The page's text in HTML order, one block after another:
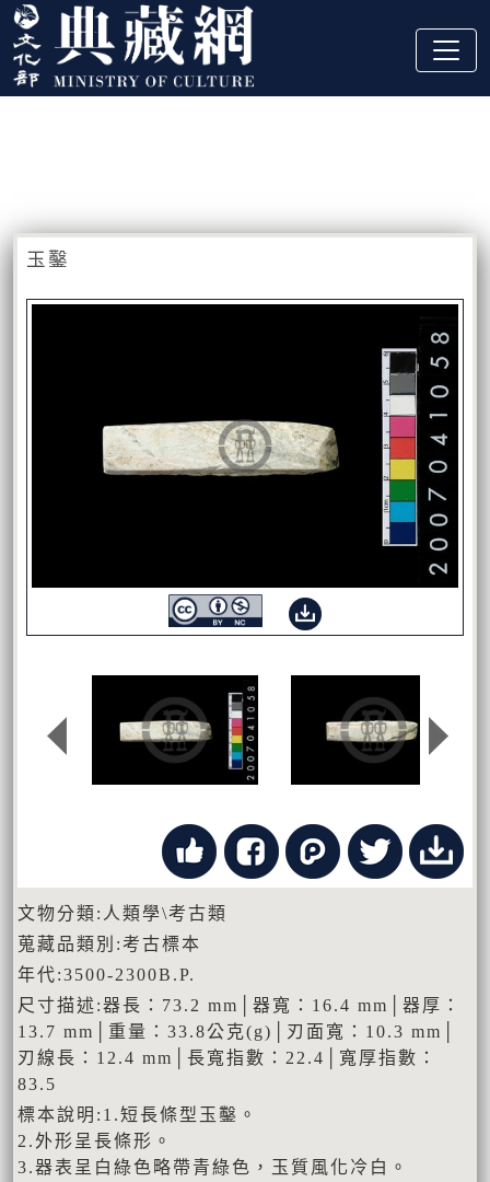
跳到主要內容
:::
玉鑿
文物分類:人類學\考古類
蒐藏品類別:考古標本
年代:3500-2300B.P.
尺寸描述:器長：73.2 mm│器寬：16.4 mm│器厚：
13.7 mm│重量：33.8公克(g)│刃面寬：10.3 mm│
刃線長：12.4 mm│長寬指數：22.4│寬厚指數：
83.5
標本說明:1.短長條型玉鑿。
2.外形呈長條形。
3.器表呈白綠色略帶青綠色，玉質風化冷白。